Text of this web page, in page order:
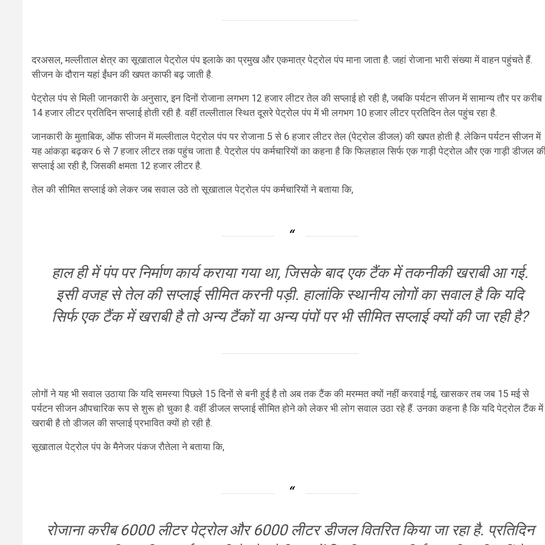
दरअसल, मल्लीताल क्षेत्र का सूखाताल पेट्रोल पंप इलाके का प्रमुख और एकमात्र पेट्रोल पंप माना जाता है. जहां रोजाना भारी संख्या में वाहन पहुंचते हैं.
सीजन के दौरान यहां ईंधन की खपत काफी बढ़ जाती है.
पेट्रोल पंप से मिली जानकारी के अनुसार, इन दिनों रोजाना लगभग 12 हजार लीटर तेल की सप्लाई हो रही है, जबकि पर्यटन सीजन में सामान्य तौर पर करीब
14 हजार लीटर प्रतिदिन सप्लाई होती रही है. वहीं तल्लीताल स्थित दूसरे पेट्रोल पंप में भी लगभग 10 हजार लीटर प्रतिदिन तेल पहुंच रहा है.
जानकारी के मुताबिक, ऑफ सीजन में मल्लीताल पेट्रोल पंप पर रोजाना 5 से 6 हजार लीटर तेल (पेट्रोल डीजल) की खपत होती है. लेकिन पर्यटन सीजन में
यह आंकड़ा बढ़कर 6 से 7 हजार लीटर तक पहुंच जाता है. पेट्रोल पंप कर्मचारियों का कहना है कि फिलहाल सिर्फ एक गाड़ी पेट्रोल और एक गाड़ी डीजल
सप्लाई आ रही है, जिसकी क्षमता 12 हजार लीटर है.
तेल की सीमित सप्लाई को लेकर जब सवाल उठे तो सूखाताल पेट्रोल पंप कर्मचारियों ने बताया कि,
हाल ही में पंप पर निर्माण कार्य कराया गया था, जिसके बाद एक टैंक में तकनीकी खराबी आ गई.
इसी वजह से तेल की सप्लाई सीमित करनी पड़ी. हालांकि स्थानीय लोगों का सवाल है कि यदि
सिर्फ एक टैंक में खराबी है तो अन्य टैंकों या अन्य पंपों पर भी सीमित सप्लाई क्यों की जा रही है?
लोगों ने यह भी सवाल उठाया कि यदि समस्या पिछले 15 दिनों से बनी हुई है तो अब तक टैंक की मरम्मत क्यों नहीं करवाई गई, खासकर तब जब 15 मई से
पर्यटन सीजन औपचारिक रूप से शुरू हो चुका है. वहीं डीजल सप्लाई सीमित होने को लेकर भी लोग सवाल उठा रहे हैं. उनका कहना है कि यदि पेट्रोल टैंक में
खराबी है तो डीजल की सप्लाई प्रभावित क्यों हो रही है.
सूखाताल पेट्रोल पंप के मैनेजर पंकज रौतेला ने बताया कि,
रोजाना करीब 6000 लीटर पेट्रोल और 6000 लीटर डीजल वितरित किया जा रहा है. प्रतिदिन